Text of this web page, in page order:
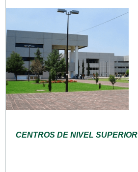
CENTROS DE NIVEL SUPERIOR